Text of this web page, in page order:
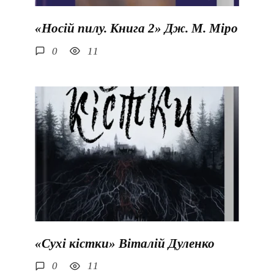
«Носій пилу. Книга 2» Дж. М. Міро
0 11
«Сухі кістки» Віталій Дуленко
0 11